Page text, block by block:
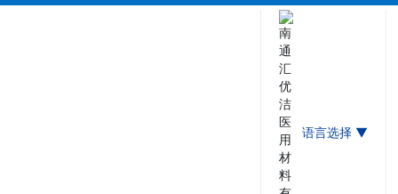
语言选择 ▼